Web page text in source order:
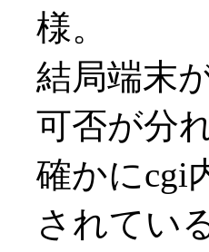
様。
結局端末
可否が分
確かにcgi
されてい